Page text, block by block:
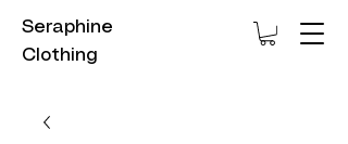
Seraphine
Clothing